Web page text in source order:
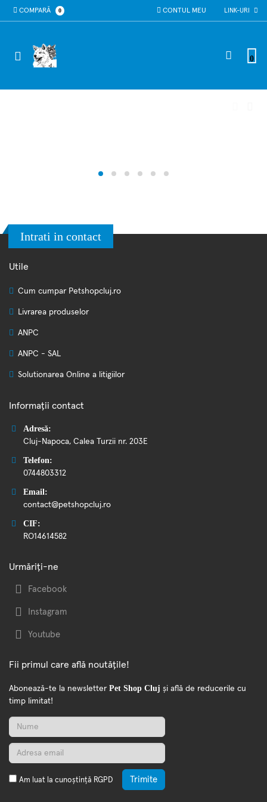
COMPARĂ 0 LINK-URI
CONTUL MEU
0
Intrati in contact
Utile
Cum cumpar Petshopcluj.ro
Livrarea produselor
ANPC
ANPC - SAL
Solutionarea Online a litigiilor
Informații contact
Adresă:
Cluj-Napoca, Calea Turzii nr. 203E
Telefon:
0744803312
Email:
contact@petshopcluj.ro
CIF:
RO14614582
Urmăriți-ne
Facebook
Instagram
Youtube
Fii primul care află noutățile!
Abonează-te la newsletter Pet Shop Cluj și află de reducerile cu
timp limitat!
Am luat la cunoștință RGPD Trimite